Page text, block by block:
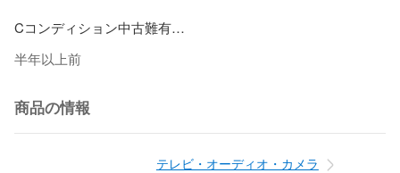
Cコンディション中古難有
本体に目立つ傷や一部破損があるもの
※「ジャンク品・初期動作保証外」と記載がある商品につきま
しては、いかなる理由の場合もキャンセル・返品はお受け出
来かねます。
半年以上前
商品の情報
テレビ・オーディオ・カメラ